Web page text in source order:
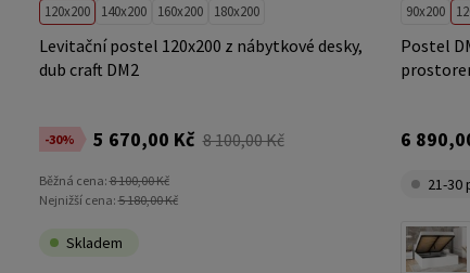
120x200 140x200 160x200 180x200
Levitační postel 120x200 z nábytkové desky,
dub craft DM2
-30% 5 670,00 Kč 8 100,00 Kč
Běžná cena:8 100,00 Kč
Nejnižší cena:5 180,00 Kč
Skladem
90x200
Postel
6
21-30